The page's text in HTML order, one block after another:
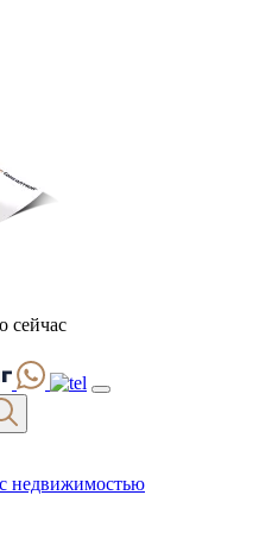
сейчас
недвижимостью